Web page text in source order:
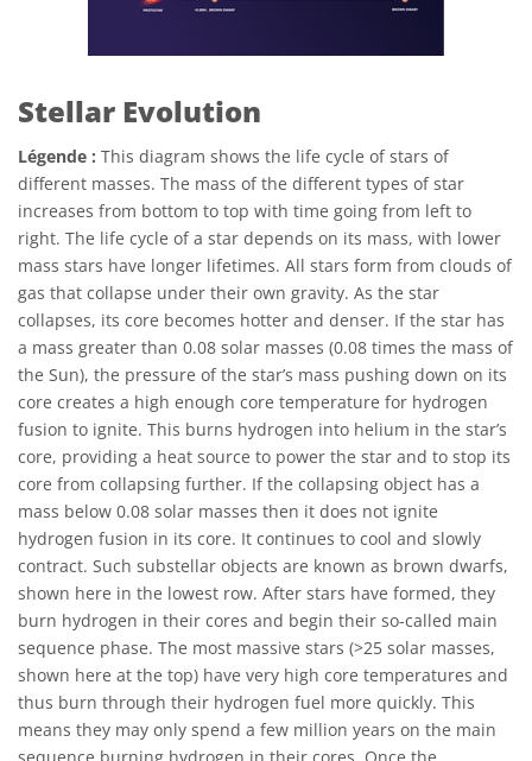
Stellar Evolution
Légende : This diagram shows the life cycle of stars of
different masses. The mass of the different types of star
increases from bottom to top with time going from left to
right. The life cycle of a star depends on its mass, with lower
mass stars have longer lifetimes. All stars form from clouds of
gas that collapse under their own gravity. As the star
collapses, its core becomes hotter and denser. If the star has
a mass greater than 0.08 solar masses (0.08 times the mass of
the Sun), the pressure of the star’s mass pushing down on its
core creates a high enough core temperature for hydrogen
fusion to ignite. This burns hydrogen into helium in the star’s
core, providing a heat source to power the star and to stop its
core from collapsing further. If the collapsing object has a
mass below 0.08 solar masses then it does not ignite
hydrogen fusion in its core. It continues to cool and slowly
contract. Such substellar objects are known as brown dwarfs,
shown here in the lowest row. After stars have formed, they
burn hydrogen in their cores and begin their so-called main
sequence phase. The most massive stars (>25 solar masses,
shown here at the top) have very high core temperatures and
thus burn through their hydrogen fuel more quickly. This
means they may only spend a few million years on the main